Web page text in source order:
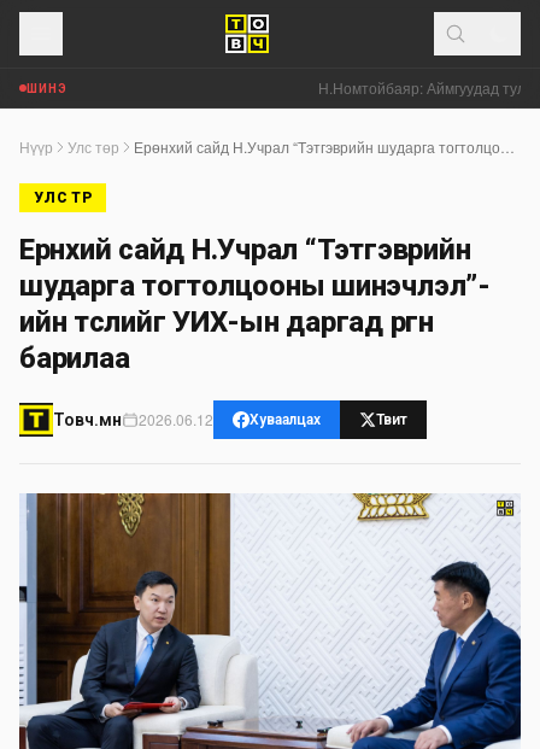
ШИНЭ Н.Номтойбаяр: Аймгуудад
Нүүр Улс төр
УЛС ТӨР
Ерөнхий сайд Н.Учрал “Тэтгэврийн
шударга тогтолцооны шинэчлэл”-
ийн төслийг УИХ-ын даргад өргөн
барилаа
Товч.мн 2026.06.12 Хуваалцах Твит